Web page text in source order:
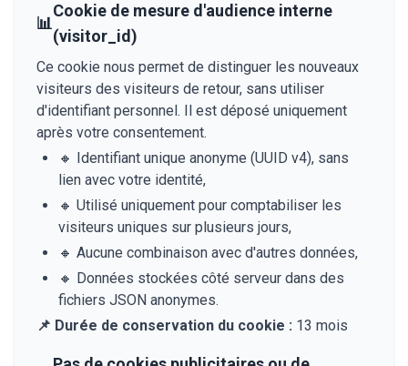
📊
Cookie de mesure d'audience interne
(visitor_id)
Ce cookie nous permet de distinguer les nouveaux
visiteurs des visiteurs de retour, sans utiliser
d'identifiant personnel. Il est déposé uniquement
après votre consentement.
🔸 Identifiant unique anonyme (UUID v4), sans
lien avec votre identité,
🔸 Utilisé uniquement pour comptabiliser les
visiteurs uniques sur plusieurs jours,
🔸 Aucune combinaison avec d'autres données,
🔸 Données stockées côté serveur dans des
fichiers JSON anonymes.
📌 Durée de conservation du cookie : 13 mois